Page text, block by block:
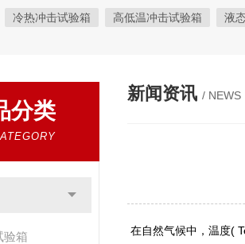
冷热冲击试验箱 高低温冲击试验箱 液
力筛选试验箱 IPX9K淋雨箱 温湿度检定箱
化试验箱
自动化产线高低温试验箱
PCT高压加速老化试验机
绝缘裂化.特性评价系统
分类
验箱
新闻资讯 / NEWS
在自然气候中，温度(